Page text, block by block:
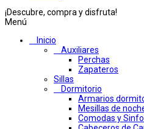
¡Descubre, compra y disfruta!
Menú
Inicio
Auxiliares
Perchas
Zapateros
Sillas
Dormitorio
Armarios
Mesillas de
Comodas y